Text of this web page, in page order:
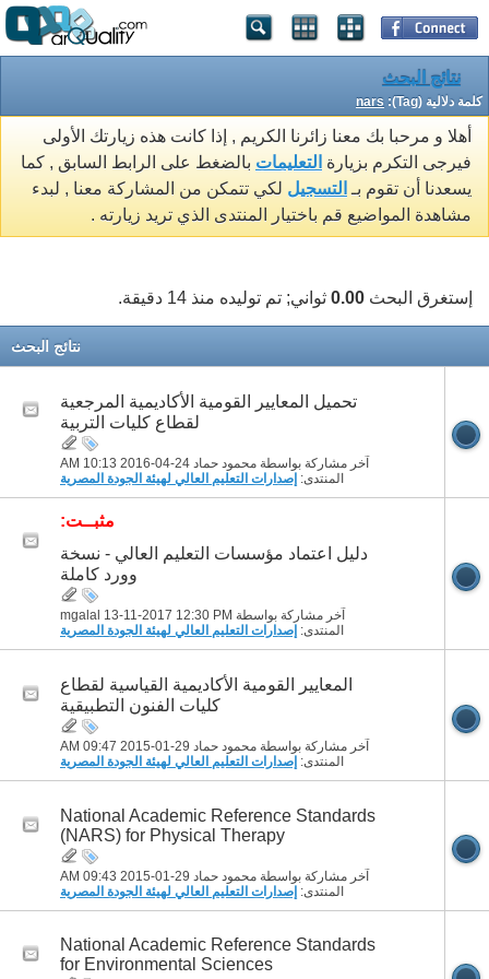
نتائج البحث
كلمة دلالية (Tag): nars
أهلا و مرحبا بك معنا زائرنا الكريم , إذا كانت هذه زيارتك الأولى
فيرجى التكرم بزيارة التعليمات بالضغط على الرابط السابق , كما
يسعدنا أن تقوم بـ التسجيل لكي تتمكن من المشاركة معنا , لبدء
مشاهدة المواضيع قم باختيار المنتدى الذي تريد زيارته .
إستغرق البحث 0.00 ثواني; تم توليده منذ 14 دقيقة.
نتائج البحث
تحميل المعايير القومية الأكاديمية المرجعية
لقطاع كليات التربية
آخر مشاركة بواسطة محمود حماد 24-04-2016
10:13 AM
المنتدى: إصدارات التعليم العالي لهيئة الجودة المصرية
مثبــت:
دليل اعتماد مؤسسات التعليم العالي - نسخة
وورد كاملة
آخر مشاركة بواسطة mgalal 13-11-2017 12:30 PM
المنتدى: إصدارات التعليم العالي لهيئة الجودة المصرية
المعايير القومية الأكاديمية القياسية لقطاع
كليات الفنون التطبيقية
آخر مشاركة بواسطة محمود حماد 29-01-2015
09:47 AM
المنتدى: إصدارات التعليم العالي لهيئة الجودة المصرية
National Academic Reference Standards
(NARS) for Physical Therapy
آخر مشاركة بواسطة محمود حماد 29-01-2015
09:43 AM
المنتدى: إصدارات التعليم العالي لهيئة الجودة المصرية
National Academic Reference Standards
for Environmental Sciences